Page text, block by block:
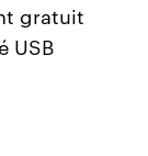
gratuit
USB